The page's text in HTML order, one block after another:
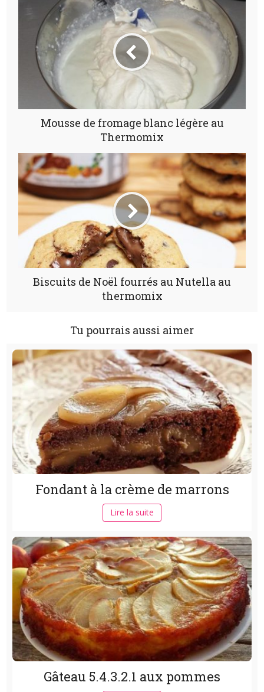
Mousse de fromage blanc légère au
Thermomix
Biscuits de Noël fourrés au Nutella au
thermomix
Tu pourrais aussi aimer
Fondant à la crème de marrons
Lire la suite
Gâteau 5.4.3.2.1 aux pommes